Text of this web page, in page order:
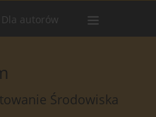
Dla autorów
Środowiska